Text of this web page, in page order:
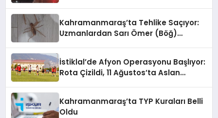
Kahramanmaraş’ta Tehlike Saçıyor:
Uzmanlardan Sarı Ömer (Böğ)
İstiklal’de Afyon Operasyonu Başlıyor:
Rota Çizildi, 11 Ağustos’ta Aslan
Kahramanmaraş’ta TYP Kuraları Belli
Oldu